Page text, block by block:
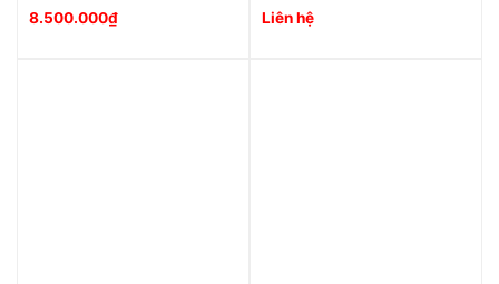
8.500.000₫ Liên hệ